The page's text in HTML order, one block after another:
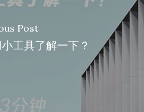
Post
工具了解一下？